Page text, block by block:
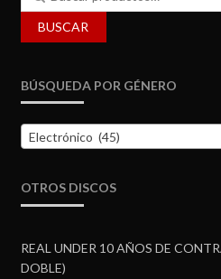
por:
BUSCAR
BÚSQUEDA POR GÉNERO
Electrónico (45)
OTROS DISCOS
REAL UNDER 10 AÑOS DE
DOBLE)